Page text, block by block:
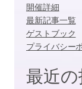
開催詳細
最新記事一覧
ゲストブック
プライバシー
最近